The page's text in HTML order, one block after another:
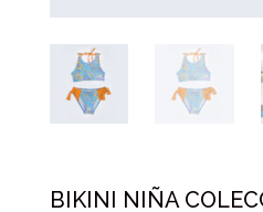
BIKINI NIÑA